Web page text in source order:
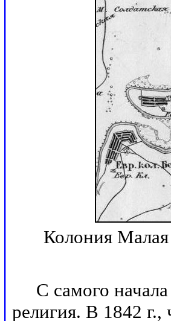
Колония
С самого начала
религия. В 1842 г.,